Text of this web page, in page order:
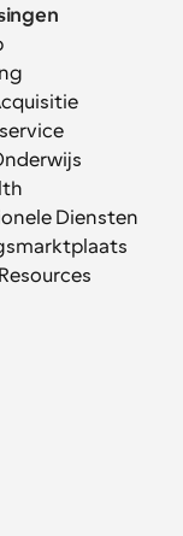
Diensten